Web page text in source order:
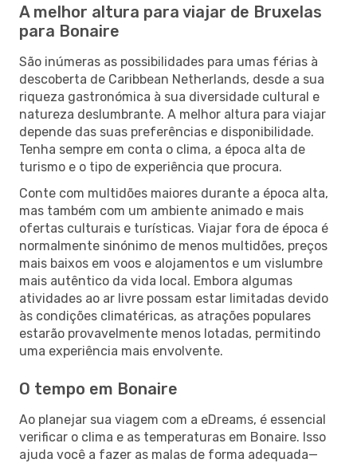
A melhor altura para viajar de Bruxelas
para Bonaire
São inúmeras as possibilidades para umas férias à
descoberta de Caribbean Netherlands, desde a sua
riqueza gastronómica à sua diversidade cultural e
natureza deslumbrante. A melhor altura para viajar
depende das suas preferências e disponibilidade.
Tenha sempre em conta o clima, a época alta de
turismo e o tipo de experiência que procura.
Conte com multidões maiores durante a época alta,
mas também com um ambiente animado e mais
ofertas culturais e turísticas. Viajar fora de época é
normalmente sinónimo de menos multidões, preços
mais baixos em voos e alojamentos e um vislumbre
mais autêntico da vida local. Embora algumas
atividades ao ar livre possam estar limitadas devido
às condições climatéricas, as atrações populares
estarão provavelmente menos lotadas, permitindo
uma experiência mais envolvente.
O tempo em Bonaire
Ao planejar sua viagem com a eDreams, é essencial
verificar o clima e as temperaturas em Bonaire. Isso
ajuda você a fazer as malas de forma adequada—